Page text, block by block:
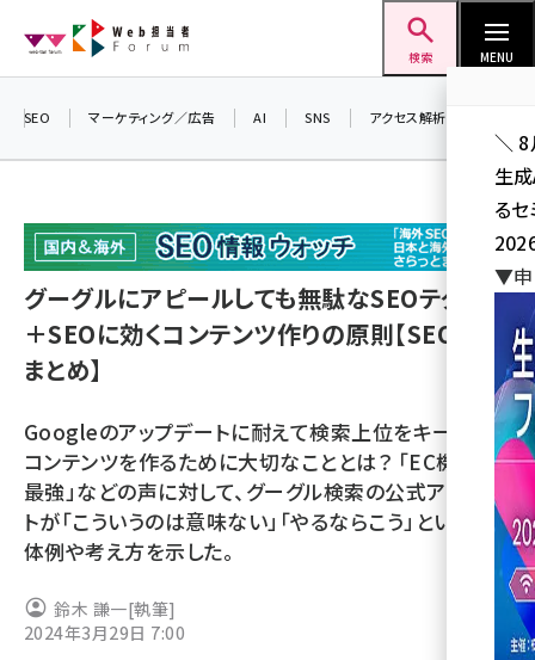
ン
検索 MENU
seo (3541)
ai (2827)
youtube (2449)
セミナー (2318)
z世代 (1632)
meo (1282)
SEO マーケティング／広告 AI SNS アクセス解析／データ分析
グーグルにアピールしても無駄なSEOテク5選
＋SEOに効くコンテンツ作りの原則【SEO情報
まとめ】
Googleのアップデートに耐えて検索上位をキープする
コンテンツを作るために大切なこととは？ 「EC機能が
最強」などの声に対して、グーグル検索の公式アカウン
トが「こういうのは意味ない」「やるならこう」という具
体例や考え方を示した。
鈴木 謙一[執筆]
2024年3月29日 7:00
＼ 8
生
る
▼申